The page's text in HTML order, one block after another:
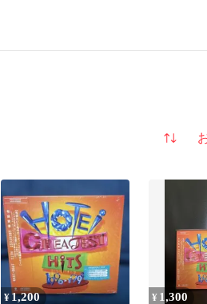
並び替え
¥1,200 ¥ 1,300